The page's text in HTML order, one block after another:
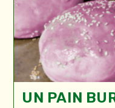
UN PAIN